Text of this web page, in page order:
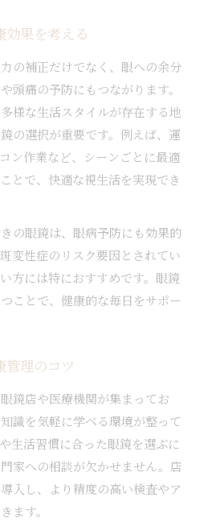
効果を考える
の補正だけでなく、眼への余分
頭痛の予防にもつながります。
様な生活スタイルが存在する地
の選択が重要です。例えば、運
ン作業など、シーンごとに最適
とで、快適な視生活を実現でき
の眼鏡は、眼病予防にも効果的
変性症のリスク要因とされてい
方には特におすすめです。眼鏡
ことで、健康的な毎日をサポー
管理のコツ
鏡店や医療機関が集まってお
識を気軽に学べる環境が整って
生活習慣に合った眼鏡を選ぶに
家への相談が欠かせません。店
入し、より精度の高い検査やア
ます。